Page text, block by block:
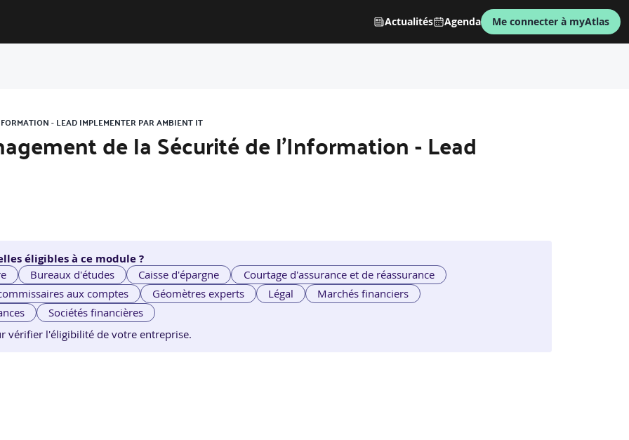
Actualités Agenda Me connecter à myAtlas
- LEAD IMPLEMENTER PAR AMBIENT IT
de la Sécurité de l'Information - Lead
éligibles à ce module ?
Bureaux d'études Caisse d'épargne
Courtage d'assurance et de réassurance
aux comptes Géomètres experts Légal
Marchés financiers
Sociétés financières
vérifier l'éligibilité de votre entreprise.